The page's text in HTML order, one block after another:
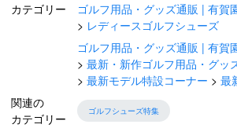
カテゴリー
ゴルフ用品・グッズ通販 | 有賀
レディースゴルフシューズ
ゴルフ用品・グッズ通販 | 有賀
最新・新作ゴルフ用品・グッ
最新モデル特設コーナー
最
関連の
カテゴリー
ゴルフシューズ特集